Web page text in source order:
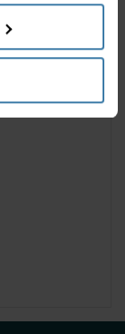
men hvor
pande.
tekstil og